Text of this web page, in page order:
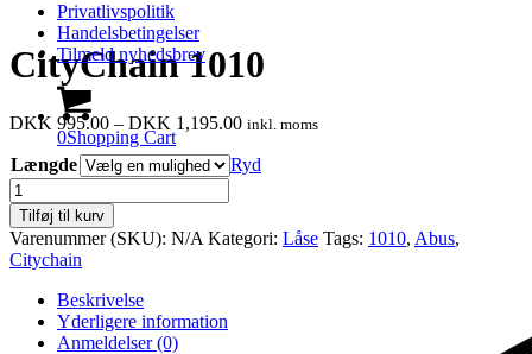
Privatlivspolitik
Handelsbetingelser
Tilmeld nyhedsbrev
0Shopping Cart
CityChain 1010
DKK 995.00 – DKK 1,195.00Prisinterval:
995.00
1,195.00
inkl. moms
Længde
Ryd
CityChain
1010
antal
Tilføj til kurv
Varenummer (SKU): N/A Kategori: Låse Tags: 1010, Abus,
Citychain
Beskrivelse
Yderligere information
Anmeldelser (0)